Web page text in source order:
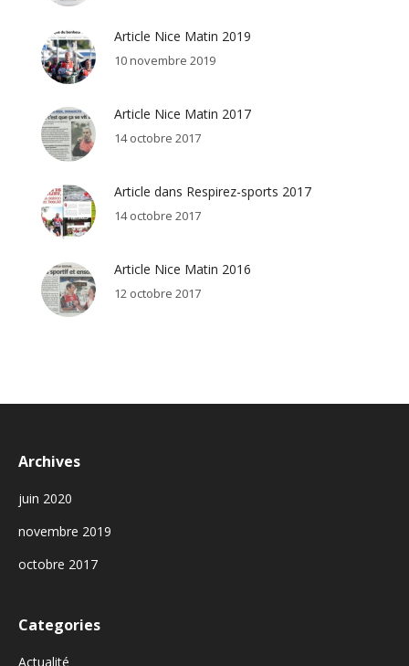
Article Nice Matin 2019
10 novembre 2019
Article Nice Matin 2017
14 octobre 2017
Article dans Respirez-sports 2017
14 octobre 2017
Article Nice Matin 2016
12 octobre 2017
Archives
juin 2020
novembre 2019
octobre 2017
Categories
Actualité